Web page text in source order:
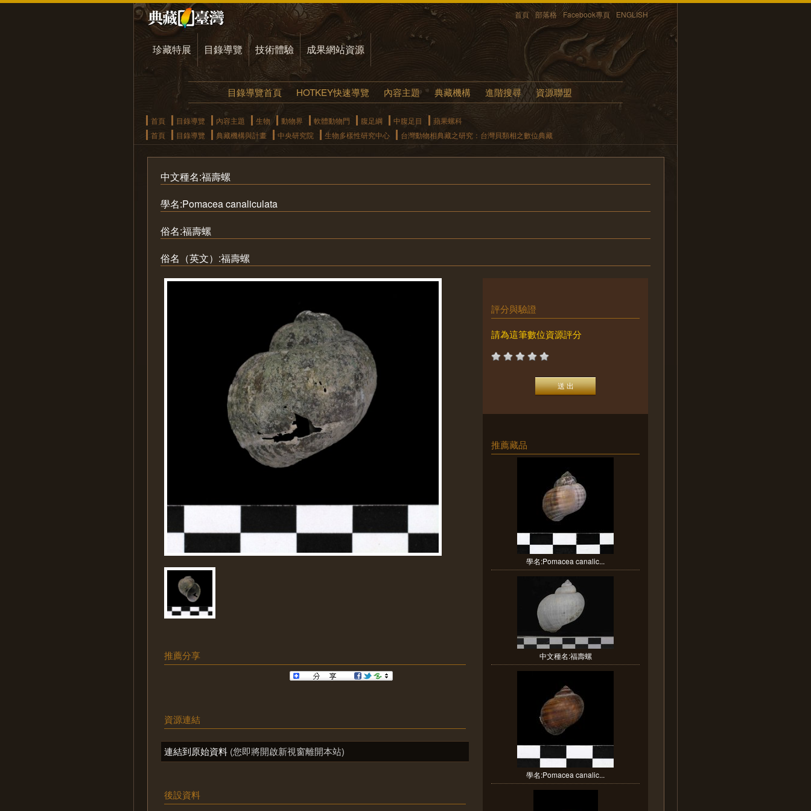
首頁 部落格 Facebook專頁 ENGLISH
珍藏特展 目錄導覽 技術體驗 成果網站資源
目錄導覽首頁 HOTKEY快速導覽 內容主題 典藏機構 進階搜尋 資源聯盟
首頁 目錄導覽 內容主題 生物 動物界 軟體動物門 腹足綱 中腹足目
蘋果螺科
首頁
目錄導覽 典藏機構與計畫 中央研究院 生物多樣性研究中心 台灣動物相典藏之研究：台灣貝類相之數位典藏
中文種名:福壽螺
學名:Pomacea canaliculata
俗名:福壽螺
俗名（英文）:福壽螺
推薦分享
資源連結
連結到原始資料 (您即將開啟新視窗離開本站)
後設資料
評分與驗證
請為這筆數位資源評分
推薦藏品
學名:Pomacea canalic...
中文種名:福壽螺
學名:Pomacea canalic...